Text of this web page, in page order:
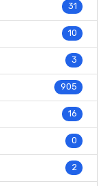
31
10
3
905
16
0
2